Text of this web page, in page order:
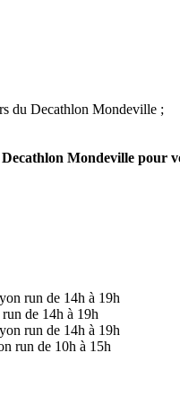
du Decathlon Mondeville ;
Mondeville pour
run de 14h à 19h
de 14h à 19h
run de 14h à 19h
run de 10h à 15h